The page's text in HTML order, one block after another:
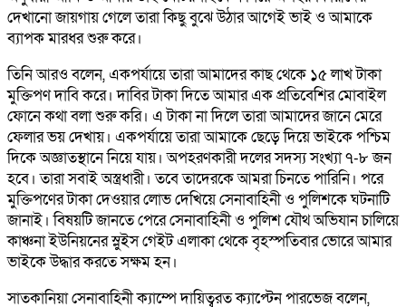
দেখানো জায়গায় গেলে তারা কিছু বুঝে উঠার আগেই ভাই ও আমাকে
ব্যাপক মারধর শুরু করে।
তিনি আরও বলেন, একপর্যায়ে তারা আমাদের কাছ থেকে ১৫ লাখ টাকা
মুক্তিপণ দাবি করে। দাবির টাকা দিতে আমার এক প্রতিবেশির মোবাইল
ফোনে কথা বলা শুরু করি। এ টাকা না দিলে তারা আমাদের জানে মেরে
ফেলার ভয় দেখায়। একপর্যায়ে তারা আমাকে ছেড়ে দিয়ে ভাইকে পশ্চিম
দিকে অজ্ঞাতস্থানে নিয়ে যায়। অপহরণকারী দলের সদস্য সংখ্যা ৭-৮ জন
হবে। তারা সবাই অস্ত্রধারী। তবে তাদেরকে আমরা চিনতে পারিনি। পরে
মুক্তিপণের টাকা দেওয়ার লোভ দেখিয়ে সেনাবাহিনী ও পুলিশকে ঘটনাটি
জানাই। বিষয়টি জানতে পেরে সেনাবাহিনী ও পুলিশ যৌথ অভিযান চালিয়ে
কাঞ্চনা ইউনিয়নের স্লুইস গেইট এলাকা থেকে বৃহস্পতিবার ভোরে আমার
ভাইকে উদ্ধার করতে সক্ষম হন।
সাতকানিয়া সেনাবাহিনী ক্যাম্পে দায়িত্বরত ক্যাপ্টেন পারভেজ বলেন,